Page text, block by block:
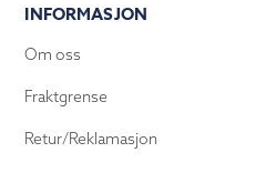
INFORMASJON
Om oss
Fraktgrense
Retur/Reklamasjon